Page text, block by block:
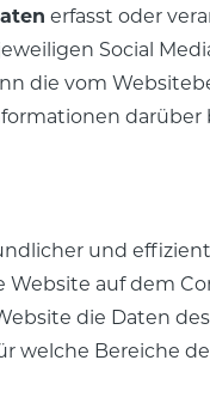
erfasst oder
Social
die vom
und
auf dem
die Daten
welche Bereiche